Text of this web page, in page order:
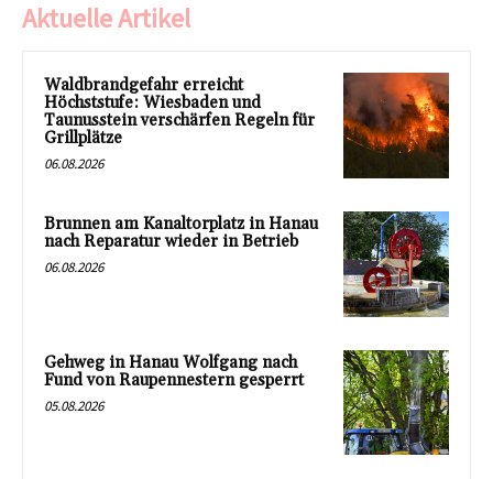
Aktuelle Artikel
Waldbrandgefahr erreicht
Höchststufe: Wiesbaden und
Taunusstein verschärfen Regeln für
Grillplätze
06.08.2026
Brunnen am Kanaltorplatz in Hanau
nach Reparatur wieder in Betrieb
06.08.2026
Gehweg in Hanau Wolfgang nach
Fund von Raupennestern gesperrt
05.08.2026